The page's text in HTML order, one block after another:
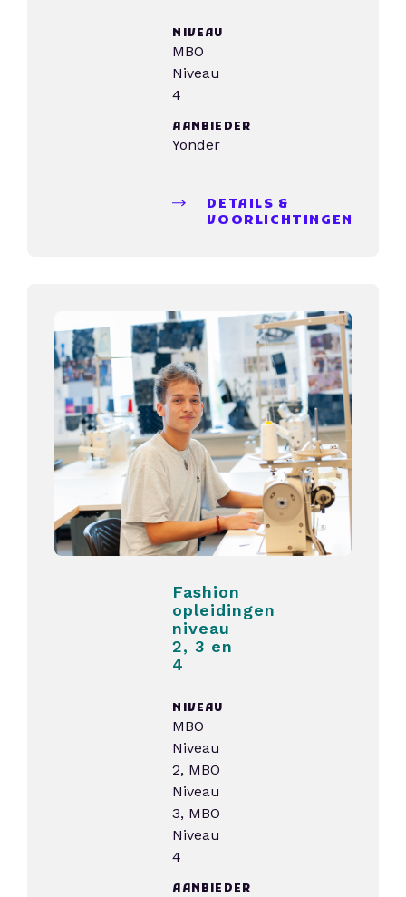
NIVEAU
MBO
Niveau
4
AANBIEDER
Yonder
DETAILS &
VOORLICHTINGEN
Fashion
opleidingen
niveau
2, 3 en
4
NIVEAU
MBO
Niveau
2, MBO
Niveau
3, MBO
Niveau
4
AANBIEDER